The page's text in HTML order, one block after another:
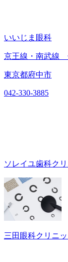
いいじま眼科
京王線・南武線
東京都府中市
042-330-3885
ソレイユ歯科ク
三田眼科クリニ